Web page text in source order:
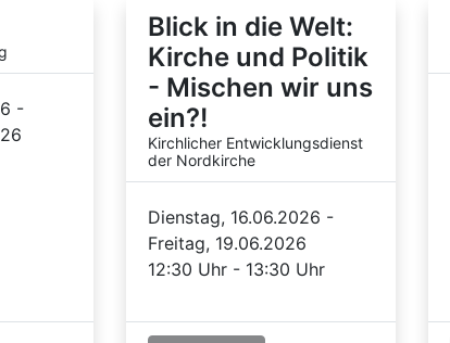
-
Blick in die Welt:
Kirche und Politik
- Mischen wir uns
ein?!
Kirchlicher Entwicklungsdienst
der Nordkirche
Dienstag, 16.06.2026 -
Freitag, 19.06.2026
12:30 Uhr - 13:30 Uhr